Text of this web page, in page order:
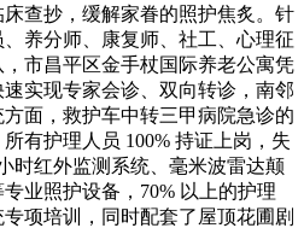
查抄，缓解家眷的照护焦炙。针
养分师、康复师、社工、心理征
市昌平区金手杖国际养老公寓凭
实现专家会诊、双向转诊，南邻
面，救护车中转三甲病院急诊的
有护理人员 100% 持证上岗，失
时红外监测系统、毫米波雷达颠
业照护设备，70% 以上的护理
项培训，同时配套了屋顶花圃剧